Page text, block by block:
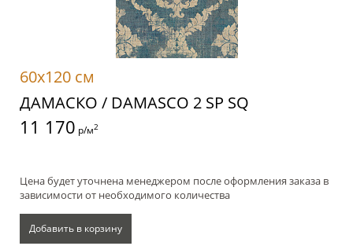
60x120 см
ДАМАСКО / DAMASCO 2 SP SQ
11 170 р/м2
Цена будет уточнена менеджером после оформления заказа в
зависимости от необходимого количества
Добавить в корзину